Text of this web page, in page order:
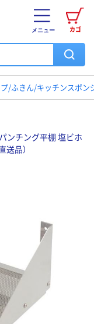
カゴ
メニュー
/ふきん/キッチンスポン
ンチング平棚 塩ビホ
品）